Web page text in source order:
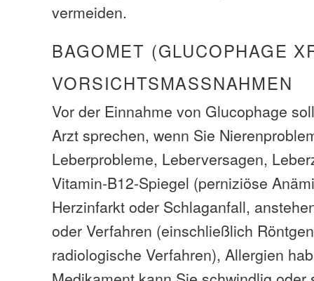
vermeiden.
BAGOMET (GLUCOPHAGE
VORSICHTSMASSNAHMEN
Vor der Einnahme von Glucophage
Arzt sprechen, wenn Sie
Leberprobleme, Leberversagen,
Vitamin-B12-Spiegel (perniziöse
Herzinfarkt oder Schlaganfall,
oder Verfahren (einschließlich
radiologische Verfahren), Allergien